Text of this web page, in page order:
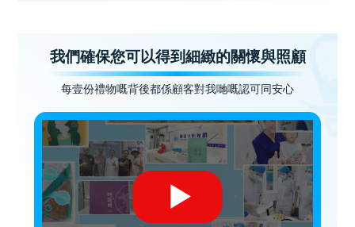
我們確保您可以得到細緻的關懷與照顧
每壹份禮物嘅背後都係顧客對我哋嘅認可同安心